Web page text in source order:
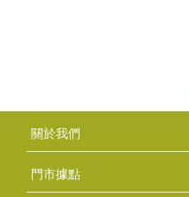
關於我們
公司簡介
品牌故事
最新消息
隱私權聲明
版權聲明
門市據點